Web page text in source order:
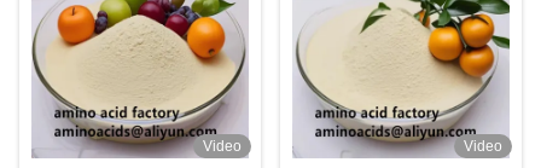
Video
Video